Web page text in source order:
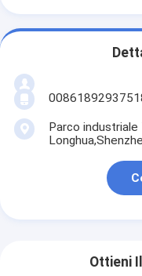
Parco
Ottieni